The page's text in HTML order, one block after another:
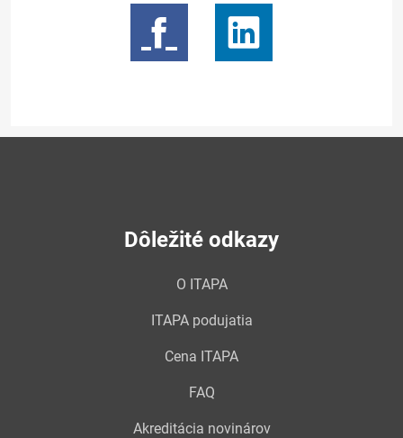
Dôležité odkazy
O ITAPA
ITAPA podujatia
Cena ITAPA
FAQ
Akreditácia novinárov